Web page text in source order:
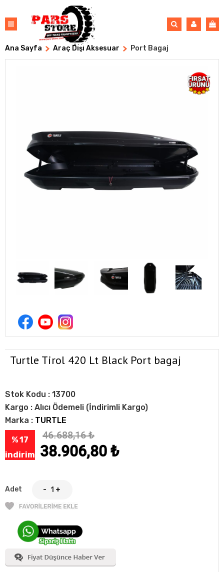
Ana Sayfa Araç Dışı Aksesuar Port Bagaj
Turtle Tirol 420 Lt Black Port bagaj
Stok Kodu : 13700
Kargo : Alıcı Ödemeli (İndirimli Kargo)
Marka : TURTLE
% 17
indirim
46.688,16₺
38.906,80 ₺
Adet +
-